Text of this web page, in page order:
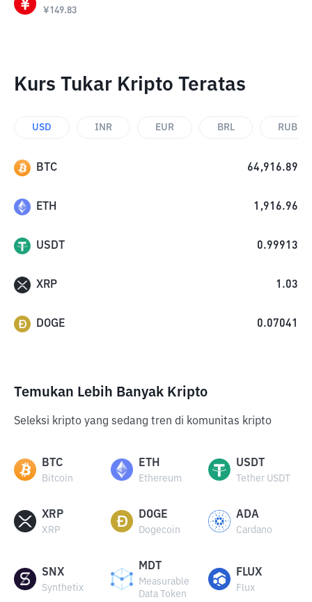
¥149.83
Kurs Tukar Kripto Teratas
USD INR EUR BRL RUB
BTC 64,916.89
ETH 1,916.96
USDT 0.99913
XRP 1.03
DOGE 0.07041
Temukan Lebih Banyak Kripto
Seleksi kripto yang sedang tren di komunitas kripto
BTC
Bitcoin
ETH
Ethereum
USDT
Tether USDT
XRP
XRP
DOGE
Dogecoin
ADA
Cardano
SNX
Synthetix
MDT
Measurable
Data Token
FLUX
Flux